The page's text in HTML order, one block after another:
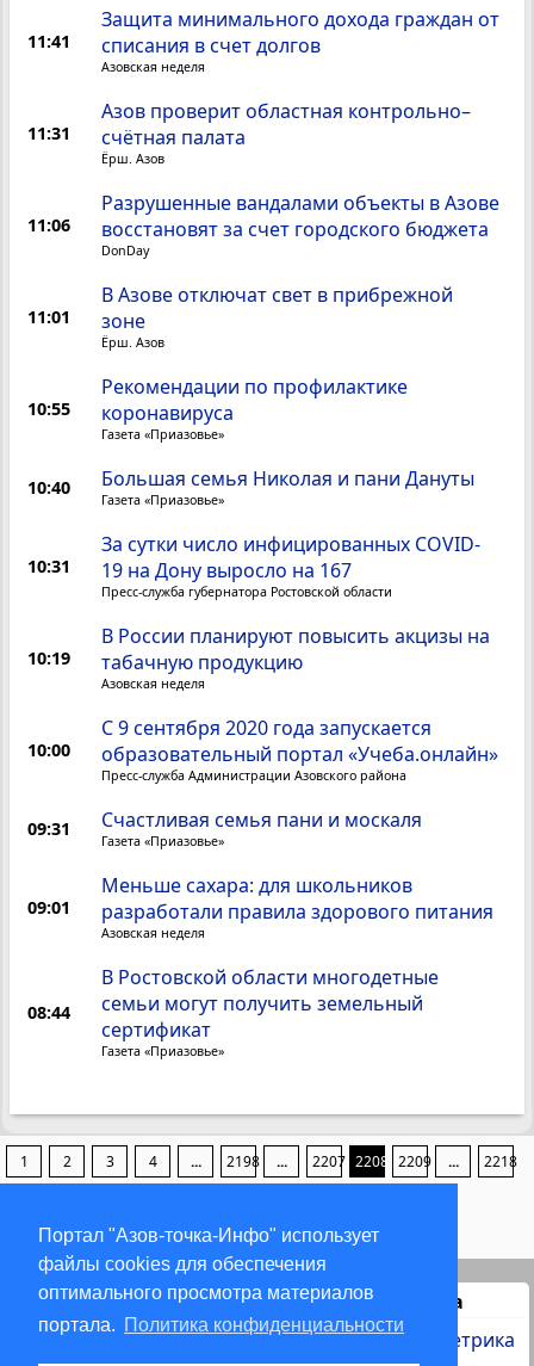
Портал "Азов-точка-Инфо" использует
файлы cookies для обеспечения
оптимального просмотра материалов
портала. Политика конфиденциальности
11:41
Защита минимального дохода граждан от
списания в счет долгов
Азовская неделя
11:31
Азов проверит областная контрольно–
счётная палата
Ёрш. Азов
11:06
Разрушенные вандалами объекты в Азове
восстановят за счет городского бюджета
DonDay
11:01
В Азове отключат свет в прибрежной
зоне
Ёрш. Азов
10:55
Рекомендации по профилактике
коронавируса
Газета «Приазовье»
10:40 Большая семья Николая и пани Дануты
Газета «Приазовье»
10:31
За сутки число инфицированных COVID-
19 на Дону выросло на 167
Пресс-служба губернатора Ростовской области
10:19
В России планируют повысить акцизы на
табачную продукцию
Азовская неделя
10:00
С 9 сентября 2020 года запускается
образовательный портал «Учеба.онлайн»
Пресс-служба Администрации Азовского района
09:31 Счастливая семья пани и москаля
Газета «Приазовье»
09:01
Меньше сахара: для школьников
разработали правила здорового питания
Азовская неделя
08:44
В Ростовской области многодетные
семьи могут получить земельный
сертификат
Газета «Приазовье»
1 2 3 4 ... 2198 ... 2207 2208 2209 ...
2218
Статистика